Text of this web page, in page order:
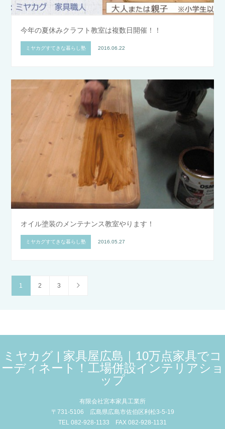
今年の夏休みクラフト教室は複数日開催！！
ミヤカグすてきな暮らし塾 2016.06.22
オイル塗装のメンテナンス教室やります！
ミヤカグすてきな暮らし塾 2016.05.27
1 2 3
ミヤカグ | 家具屋広島｜10万点家具でコ
ーディネート！工場併設インテリアショ
ップ
有限会社宮本家具工業所
〒731-5106 広島県広島市佐伯区利松3-5-19
TEL 082-928-1133 FAX 082-928-1131